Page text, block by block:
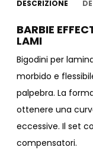
DESCRIZIONE
BARBIE
LAMI
Bigodini per
morbido e
palpebra. La
ottenere una
eccessive. Il set
compensatori.